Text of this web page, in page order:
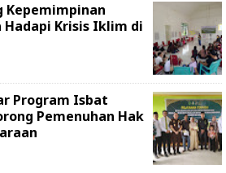
Kepemimpinan
Hadapi Krisis Iklim di
Program Isbat
Pemenuhan Hak